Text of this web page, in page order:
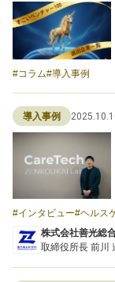
コラム 導入事例
導入事例
インタビュー ヘルス
株式会社善光総
取締役所長 前川